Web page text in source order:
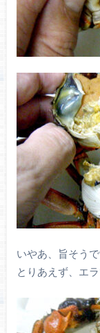
いやあ、旨そうで
とりあえず、エ